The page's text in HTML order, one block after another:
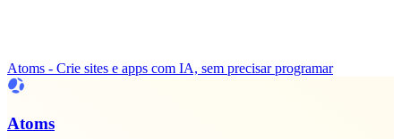
Atoms - Crie sites e apps com IA, sem precisar programar
Atoms